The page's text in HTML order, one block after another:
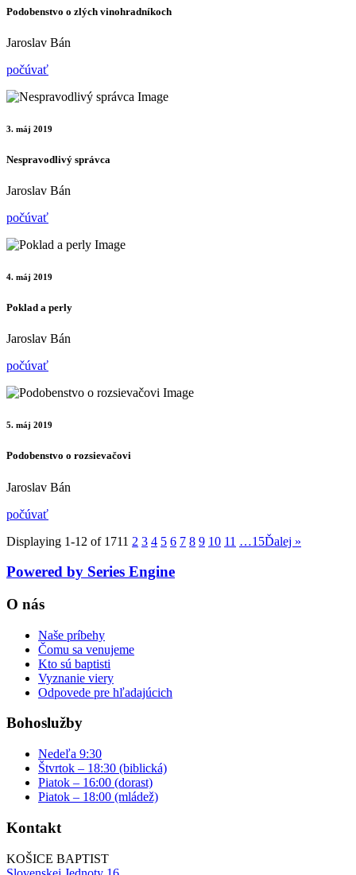
Podobenstvo o zlých vinohradníkoch
Jaroslav Bán
počúvať
3. máj 2019
Nespravodlivý správca
Jaroslav Bán
počúvať
4. máj 2019
Poklad a perly
Jaroslav Bán
počúvať
5. máj 2019
Podobenstvo o rozsievačovi
Jaroslav Bán
počúvať
Displaying 1-12 of 1711 2 3 4 5 6 7 8 9 10 11 …15Ďalej »
Powered by Series Engine
O nás
Naše príbehy
Čomu sa venujeme
Kto sú baptisti
Vyznanie viery
Odpovede pre hľadajúcich
Bohoslužby
Nedeľa 9:30
Štvrtok – 18:30 (biblická)
Piatok – 16:00 (dorast)
Piatok – 18:00 (mládež)
Kontakt
KOŠICE BAPTIST